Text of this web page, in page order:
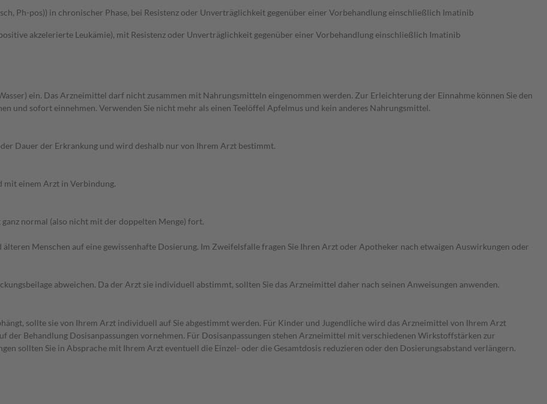
Ph-pos)) in chronischer Phase, bei Resistenz oder Unverträglichkeit gegenüber einer Vorbehandlung einschließlich Imatinib
akzelerierte Leukämie), mit Resistenz oder Unverträglichkeit gegenüber einer Vorbehandlung einschließlich Imatinib
ein. Das Arzneimittel darf nicht zusammen mit Nahrungsmitteln eingenommen werden. Zur Erleichterung der Einnahme können Sie den
und sofort einnehmen. Verwenden Sie nicht mehr als einen Teelöffel Apfelmus und kein anderes Nahrungsmittel.
Dauer der Erkrankung und wird deshalb nur von Ihrem Arzt bestimmt.
mit einem Arzt in Verbindung.
normal (also nicht mit der doppelten Menge) fort.
Menschen auf eine gewissenhafte Dosierung. Im Zweifelsfalle fragen Sie Ihren Arzt oder Apotheker nach etwaigen Auswirkungen oder
abweichen. Da der Arzt sie individuell abstimmt, sollten Sie das Arzneimittel daher nach seinen Anweisungen anwenden.
sollte sie von Ihrem Arzt individuell auf Sie abgestimmt werden. Für Kinder und Jugendliche wird das Arzneimittel von Ihrem Arzt
Behandlung Dosisanpassungen vornehmen. Für Dosisanpassungen stehen Arzneimittel mit verschiedenen Wirkstoffstärken zur
sollten Sie in Absprache mit Ihrem Arzt eventuell die Einzel- oder die Gesamtdosis reduzieren oder den Dosierungsabstand verlängern.